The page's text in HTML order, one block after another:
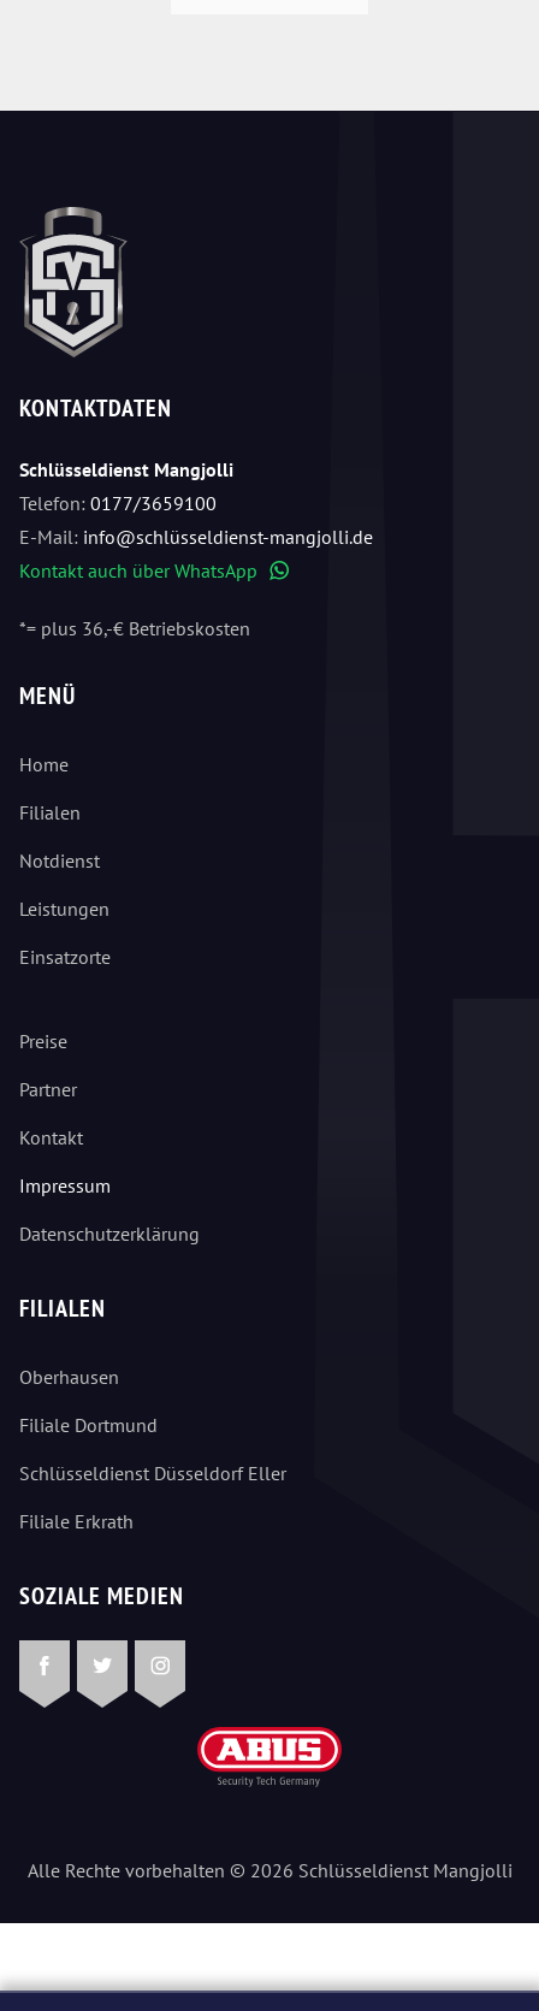
KONTAKTDATEN
Schlüsseldienst Mangjolli
Telefon: 0177/3659100
E-Mail: info@schlüsseldienst-mangjolli.de
Kontakt auch über WhatsApp
*= plus 36,-€ Betriebskosten
MENÜ
Home
Filialen
Notdienst
Leistungen
Einsatzorte
Preise
Partner
Kontakt
Impressum
Datenschutzerklärung
FILIALEN
Oberhausen
Filiale Dortmund
Schlüsseldienst Düsseldorf Eller
Filiale Erkrath
SOZIALE MEDIEN
FacebookTwitterInstagram
Alle Rechte vorbehalten © 2026 Schlüsseldienst Mangjolli